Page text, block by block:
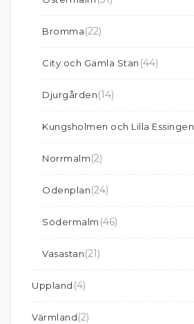
Bromma(22)
City och Gamla Stan (44)
Djurgården(14)
Kungsholmen och Lilla Essingen
Norrmalm(2)
Odenplan(24)
Södermalm (46)
Vasastan(21)
Uppland (4)
Värmland(2)